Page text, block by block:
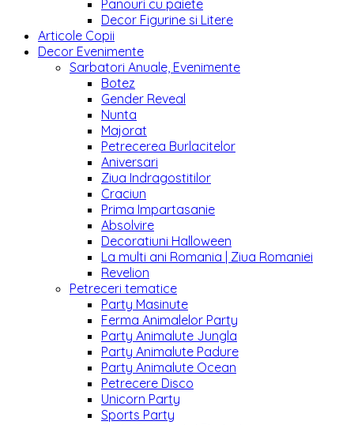
Panouri cu paiete
Decor Figurine si Litere
Articole Copii
Decor Evenimente
Sarbatori Anuale, Evenimente
Botez
Gender Reveal
Nunta
Majorat
Petrecerea Burlacitelor
Aniversari
Ziua Indragostitilor
Craciun
Prima Impartasanie
Absolvire
Decoratiuni Halloween
La multi ani Romania | Ziua Romaniei
Revelion
Petreceri tematice
Party Masinute
Ferma Animalelor Party
Party Animalute Jungla
Party Animalute Padure
Party Animalute Ocean
Petrecere Disco
Unicorn Party
Sports Party